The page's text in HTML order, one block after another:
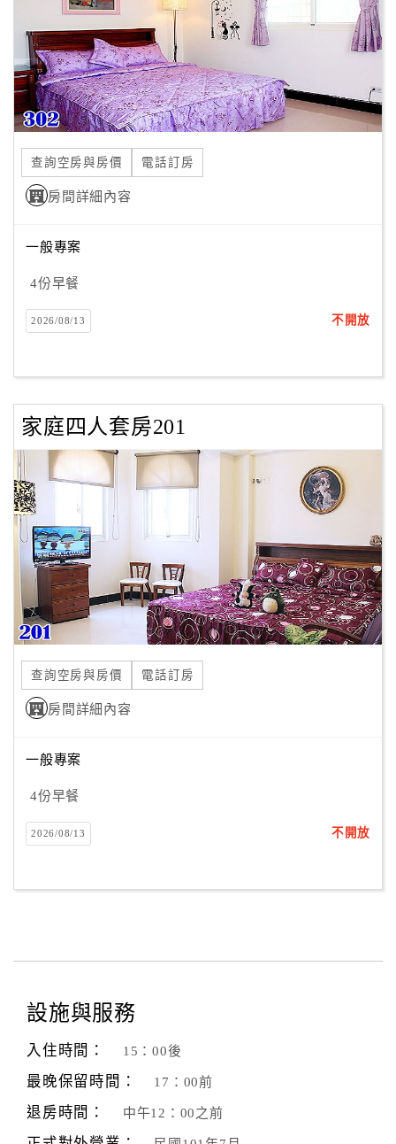
計
劃
商
品
宣
傳
查詢空房與房價 電話訂房
房間詳細內容
一般專案
4份早餐
2026/08/13 不開放
家庭四人套房201
查詢空房與房價 電話訂房
房間詳細內容
一般專案
4份早餐
2026/08/13 不開放
設施與服務
入住時間： 15：00後
最晚保留時間： 17：00前
退房時間： 中午12：00之前